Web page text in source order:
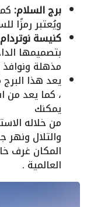
برج السلام:
ويُعتبر رمزًا
كنيسة نوتردام
بتصميمها
مذهلة ونوافذ
يعد هذا
، كما يعد من
يمكنك
من خلاله
والتلال ونهر
المكان غرف
العالمية .